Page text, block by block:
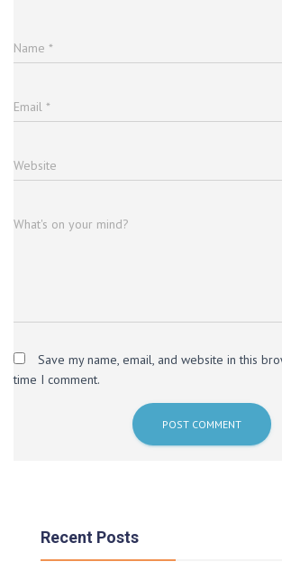
Name *
Email *
Website
What's on your mind?
Save my name, email, and website in this
time I comment.
Recent Posts